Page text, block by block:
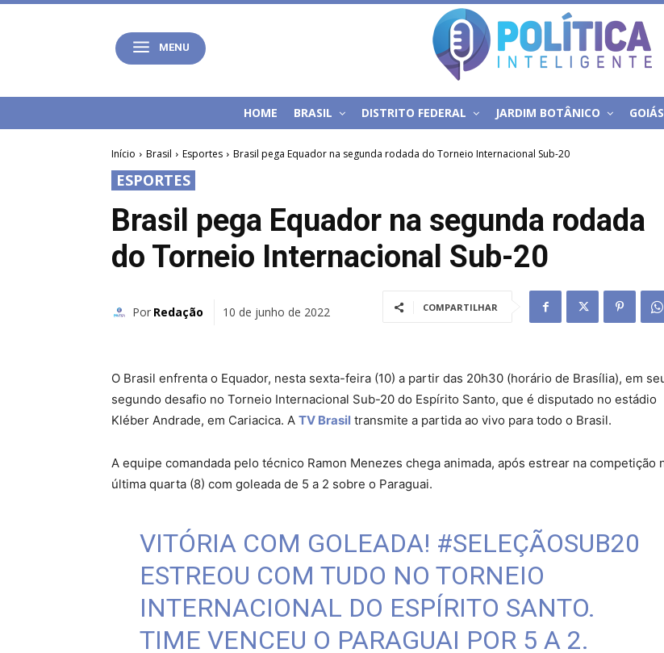
MENU
HOME BRASIL DISTRITO FEDERAL JARDIM BOTÂNICO GOIÁS
Início Brasil Esportes Brasil pega Equador na segunda rodada do Torneio Internacional Sub-20
ESPORTES
Brasil pega Equador na segunda rodada
do Torneio Internacional Sub-20
Por Redação 10 de junho de 2022 COMPARTILHAR
O Brasil enfrenta o Equador, nesta sexta-feira (10) a partir das 20h30 (horário de Brasília), em
segundo desafio no Torneio Internacional Sub-20 do Espírito Santo, que é disputado no estádio
Kléber Andrade, em Cariacica. A TV Brasil transmite a partida ao vivo para todo o Brasil.
A equipe comandada pelo técnico Ramon Menezes chega animada, após estrear na competição
última quarta (8) com goleada de 5 a 2 sobre o Paraguai.
VITÓRIA COM GOLEADA! #SELEÇÃOSUB20
ESTREOU COM TUDO NO TORNEIO
INTERNACIONAL DO ESPÍRITO SANTO.
TIME VENCEU O PARAGUAI POR 5 A 2.